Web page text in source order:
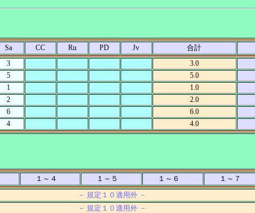
Sa CC Ru PD Jv
合計
3
3.0
5
5.0
1
1.0
2
2.0
6
6.0
4 4.0
１～４ １～５ １～６
１～７
－ 規定１０適用外 －
－ 規定１０適用外 －